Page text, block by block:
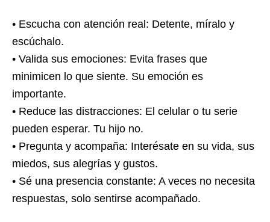
• Escucha con atención real: Detente, míralo y
escúchalo.
• Valida sus emociones: Evita frases que
minimicen lo que siente. Su emoción es
importante.
• Reduce las distracciones: El celular o tu serie
pueden esperar. Tu hijo no.
• Pregunta y acompaña: Interésate en su vida, sus
miedos, sus alegrías y gustos.
• Sé una presencia constante: A veces no necesita
respuestas, solo sentirse acompañado.